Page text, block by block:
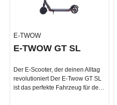
E-TWOW
E-TWOW GT SL
Der E-Scooter, der deinen Alltag
revolutioniert Der E-Twow GT SL
ist das perfekte Fahrzeug für den